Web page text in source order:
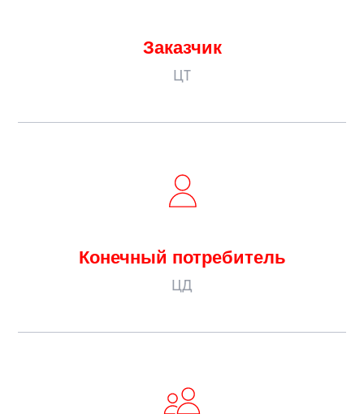
Заказчик
ЦТ
Конечный потребитель
ЦД